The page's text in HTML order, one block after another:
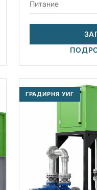
Питание
ГРАДИРНЯ УИГ